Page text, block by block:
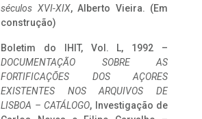
séculos XVI-XIX, Alberto Vieira. (Em
construção)
Boletim do IHIT, Vol. L, 1992 –
DOCUMENTAÇÃO SOBRE AS
FORTIFICAÇÕES DOS AÇORES
EXISTENTES NOS ARQUIVOS DE
LISBOA – CATÁLOGO, Investigação de